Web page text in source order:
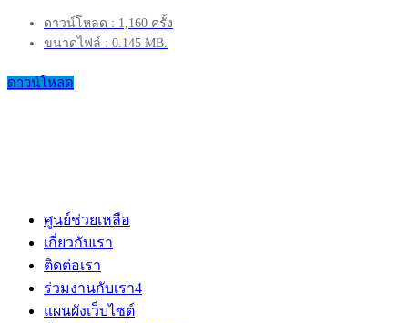
ดาวน์โหลด : 1,160 ครั้ง
ขนาดไฟล์ : 0.145 MB.
ดาวน์โหลด
ศูนย์ช่วยเหลือ
เกี่ยวกับเรา
ติดต่อเรา
ร่วมงานกับเรา4
แผนผังเว็บไซต์